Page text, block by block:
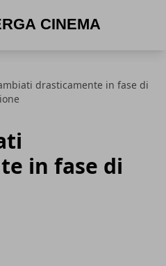
drasticamente in fase di
in fase di